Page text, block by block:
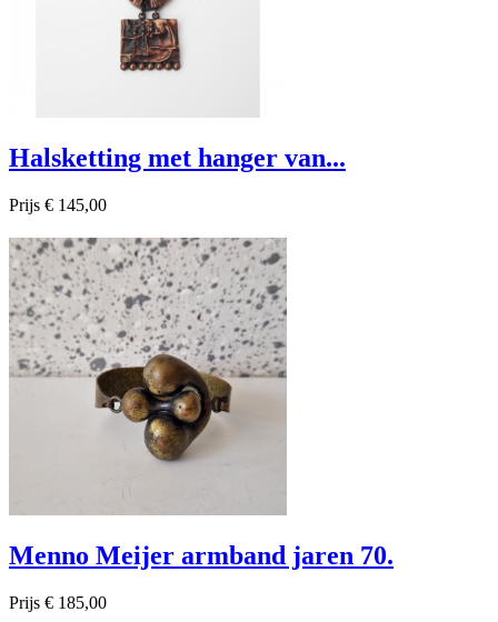
Halsketting met hanger van...
Prijs € 145,00
 Snel bekijken
Menno Meijer armband jaren 70.
Prijs € 185,00